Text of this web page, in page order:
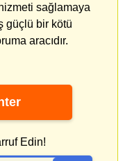
sağlamaya
güçlü bir kötü
aracıdır.
Edin!